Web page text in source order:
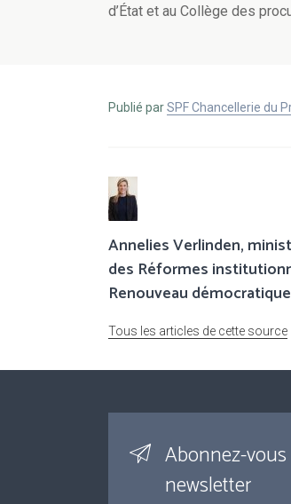
d’État et au Collège des
Publié parSPF Chancellerie du
Annelies Verlinden,
des Réformes
Renouveau démocratique
Tous les articles de cette source
Abonnez-
newsletter